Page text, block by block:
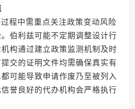
中需重点关注政策变动风险
伯利兹可能不定期调整设计行
构通过建立政策监测机制及时
交的证明文件均需确保真实有
可能导致申请作废乃至被列入
誉良好的代办机构会严格执行